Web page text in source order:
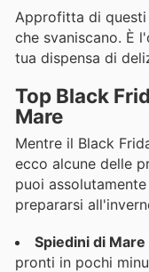
Approfitta di
che svaniscano. È
tua dispensa di
Top Black
Mare
Mentre il Black
ecco alcune delle
puoi
prepararsi
Spiedini di
pronti in pochi